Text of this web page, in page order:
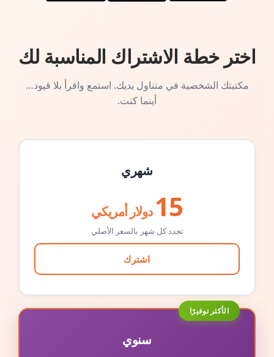
اختر خطة الاشتراك المناسبة لك
مكتبتك الشخصية في متناول يديك. استمع واقرأ بلا قيود…
أينما كنت.
شهري
15 دولار أمريكي
تجدد كل شهر بالسعر الأصلي
اشترك
الأكثر توفيرًا
سنوي